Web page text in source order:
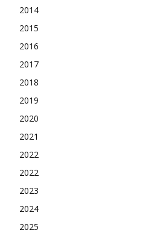
2014
2015
2016
2017
2018
2019
2020
2021
2022
2022
2023
2024
2025